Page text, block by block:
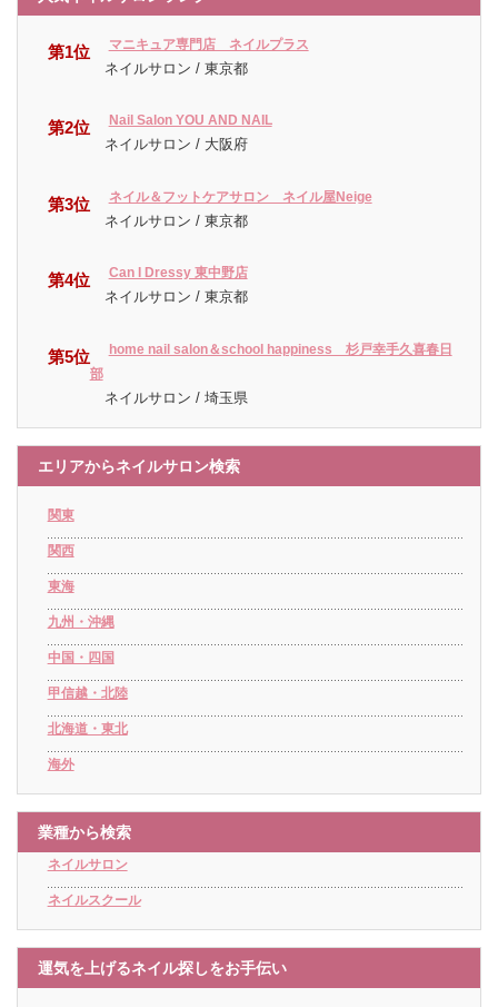
第1位 マニキュア専門店 ネイルプラス
ネイルサロン / 東京都
第2位 Nail Salon YOU AND NAIL
ネイルサロン / 大阪府
第3位 ネイル＆フットケアサロン ネイル屋Neige
ネイルサロン / 東京都
第4位 Can I Dressy 東中野店
ネイルサロン / 東京都
第5位
home nail salon＆school happiness 杉戸幸手久喜春日
部
ネイルサロン / 埼玉県
エリアからネイルサロン検索
関東
関西
東海
九州・沖縄
中国・四国
甲信越・北陸
北海道・東北
海外
業種から検索
ネイルサロン
ネイルスクール
運気を上げるネイル探しをお手伝い